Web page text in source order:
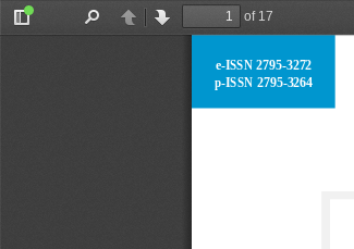
Toggle
PreviousNext
of 17
e-ISSN 2795-3272
p-ISSN 2795-3264